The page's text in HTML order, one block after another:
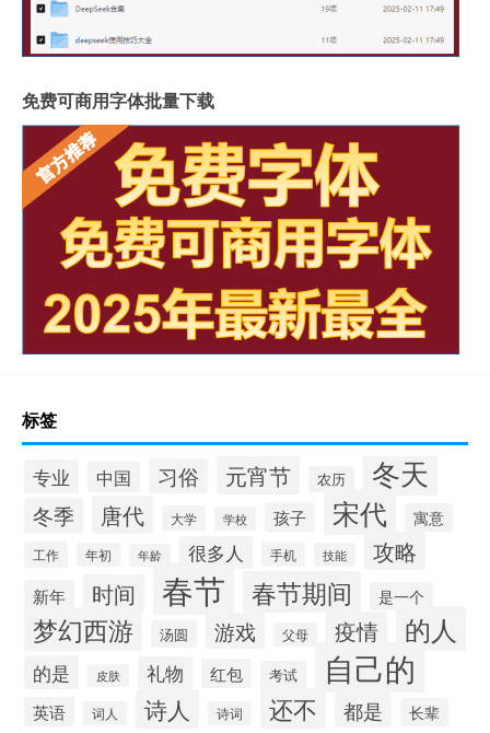
免费可商用字体批量下载
标签
专业 中国 习俗 元宵节 农历 冬天
冬季 唐代 大学 学校 孩子 宋代 寓意
工作 年初 年龄 很多人 手机 技能 攻略
新年 时间 春节 春节期间 是一个
梦幻西游 汤圆 游戏 父母 疫情 的人
的是 皮肤 礼物 红包 考试 自己的
英语 词人 诗人 诗词 还不 都是 长辈